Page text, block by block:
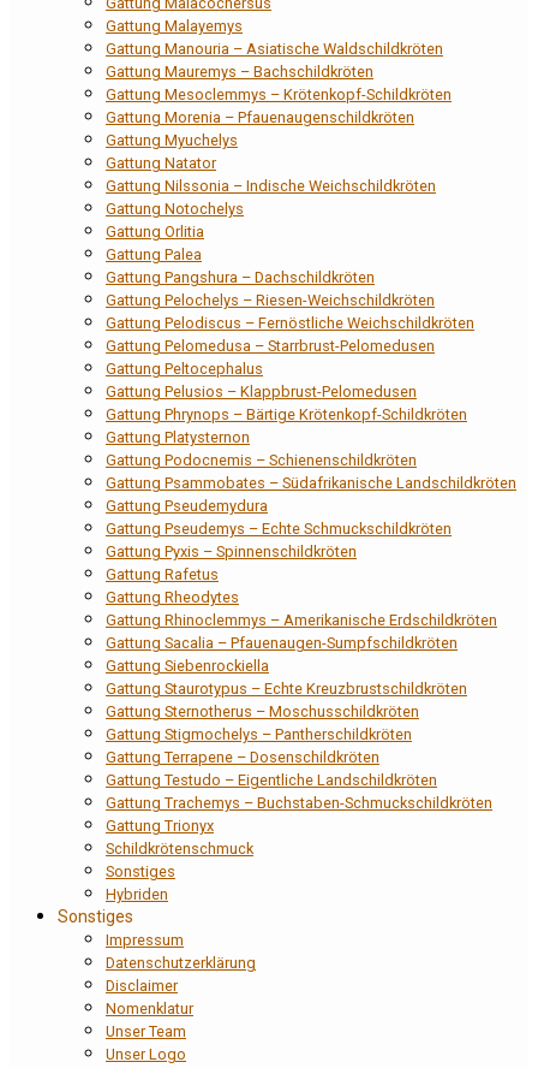
Gattung Malayemys
Gattung Manouria – Asiatische Waldschildkröten
Gattung Mauremys – Bachschildkröten
Gattung Mesoclemmys – Krötenkopf-Schildkröten
Gattung Morenia – Pfauenaugenschildkröten
Gattung Myuchelys
Gattung Natator
Gattung Nilssonia – Indische Weichschildkröten
Gattung Notochelys
Gattung Orlitia
Gattung Palea
Gattung Pangshura – Dachschildkröten
Gattung Pelochelys – Riesen-Weichschildkröten
Gattung Pelodiscus – Fernöstliche Weichschildkröten
Gattung Pelomedusa – Starrbrust-Pelomedusen
Gattung Peltocephalus
Gattung Pelusios – Klappbrust-Pelomedusen
Gattung Phrynops – Bärtige Krötenkopf-Schildkröten
Gattung Platysternon
Gattung Podocnemis – Schienenschildkröten
Gattung Psammobates – Südafrikanische Landschildkröten
Gattung Pseudemydura
Gattung Pseudemys – Echte Schmuckschildkröten
Gattung Pyxis – Spinnenschildkröten
Gattung Rafetus
Gattung Rheodytes
Gattung Rhinoclemmys – Amerikanische Erdschildkröten
Gattung Sacalia – Pfauenaugen-Sumpfschildkröten
Gattung Siebenrockiella
Gattung Staurotypus – Echte Kreuzbrustschildkröten
Gattung Sternotherus – Moschusschildkröten
Gattung Stigmochelys – Pantherschildkröten
Gattung Terrapene – Dosenschildkröten
Gattung Testudo – Eigentliche Landschildkröten
Gattung Trachemys – Buchstaben-Schmuckschildkröten
Gattung Trionyx
Schildkrötenschmuck
Sonstiges
Hybriden
Sonstiges
Impressum
Datenschutzerklärung
Disclaimer
Nomenklatur
Unser Team
Unser Logo